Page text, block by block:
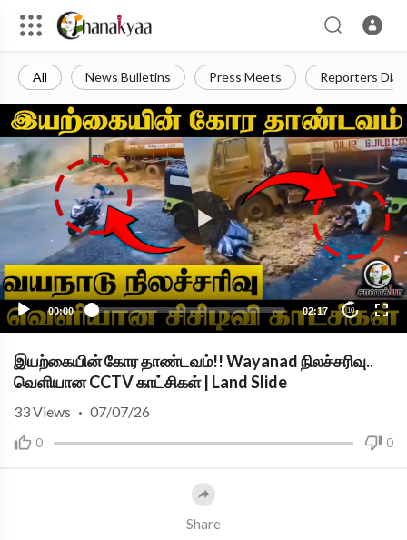
All News Bulletins Press Meets Reporters
00:00 02:17 10
இயற்கையின் கோர தாண்டவம்!! Wayanad நிலச்சரிவு..
வெளியான CCTV காட்சிகள் | Land Slide
0 0
33Views · 07/07/26
Share